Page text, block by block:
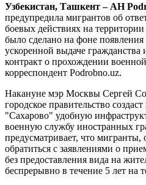
Узбекистан, Ташкент – АН
предупредила мигрантов об
боевых действиях на
было сделано на фоне
ускоренной выдаче
контракт о прохождении
корреспондент Podrobno.uz.
Накануне мэр Москвы Сергей
городское правительство
"Сахарово" удобную
военную службу иностранных
предусматривает, что
обратиться с заявлениями о
без предоставления вида на
беспрерывно в течение 5 лет на